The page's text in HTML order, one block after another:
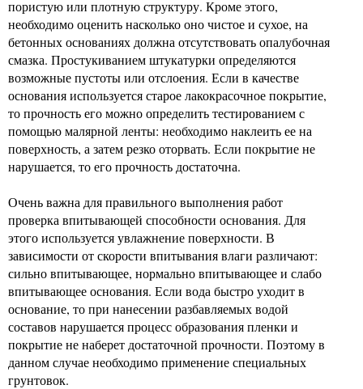
пористую или плотную структуру. Кроме этого,
необходимо оценить насколько оно чистое и сухое, на
бетонных основаниях должна отсутствовать опалубочная
смазка. Простукиванием штукатурки определяются
возможные пустоты или отслоения. Если в качестве
основания используется старое лакокрасочное покрытие,
то прочность его можно определить тестированием с
помощью малярной ленты: необходимо наклеить ее на
поверхность, а затем резко оторвать. Если покрытие не
нарушается, то его прочность достаточна.
Очень важна для правильного выполнения работ
проверка впитывающей способности основания. Для
этого используется увлажнение поверхности. В
зависимости от скорости впитывания влаги различают:
сильно впитывающее, нормально впитывающее и слабо
впитывающее основания. Если вода быстро уходит в
основание, то при нанесении разбавляемых водой
составов нарушается процесс образования пленки и
покрытие не наберет достаточной прочности. Поэтому в
данном случае необходимо применение специальных
грунтовок.